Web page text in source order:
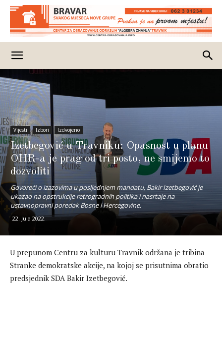
Vijesti Izbori Izdvojeno
Izetbegović u Travniku: Opasnost u planu
OHR-a je prag od tri posto, ne smijemo to
dozvoliti
Govoreći o izazovima u posljednjem mandatu, Bakir Izetbegović je
ukazao na opstrukcije retrogradnih politika i nasrtaje na
ustavnopravni poredak Bosne i Hercegovine.
22. Jula 2022.
U prepunom Centru za kulturu Travnik održana je tribina
Stranke demokratske akcije, na kojoj se prisutnima obratio
predsjednik SDA Bakir Izetbegović.